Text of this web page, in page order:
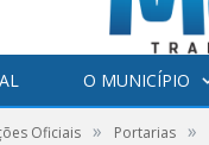
O MUNICÍPIO
Oficiais » Portarias »